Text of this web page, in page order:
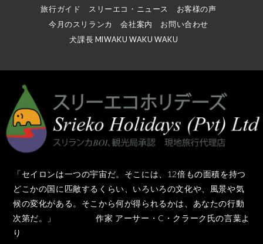
旅行ガイド
スリーエコ・ニュース
お客様の声
今月のスリランカ
会社案内
お問い合わせ
犬課長 MIWAKU WAKU WAKU
「セイロンは一つの宇宙だ。そこには、12倍もの面積を持つ
どこかの国に匹敵するくらい、いろいろの文化や、風景や気
候の変化がある。そこから何が得られるかは、あなたの行動
次第だ。」 作家 アーサー・C・クラーク氏の言葉よ
り